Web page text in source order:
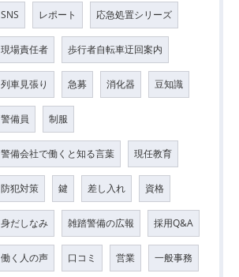
SNS レポート 応急処置シリーズ
現場責任者 歩行者自転車迂回案内
列車見張り 急募 消化器 豆知識
警備員 制服
警備会社で働くと知る言葉 現任教育
防犯対策 鍵 差し入れ 資格
身だしなみ 雑踏警備の広報 採用Q&A
働く人の声 口コミ 営業 一般事務